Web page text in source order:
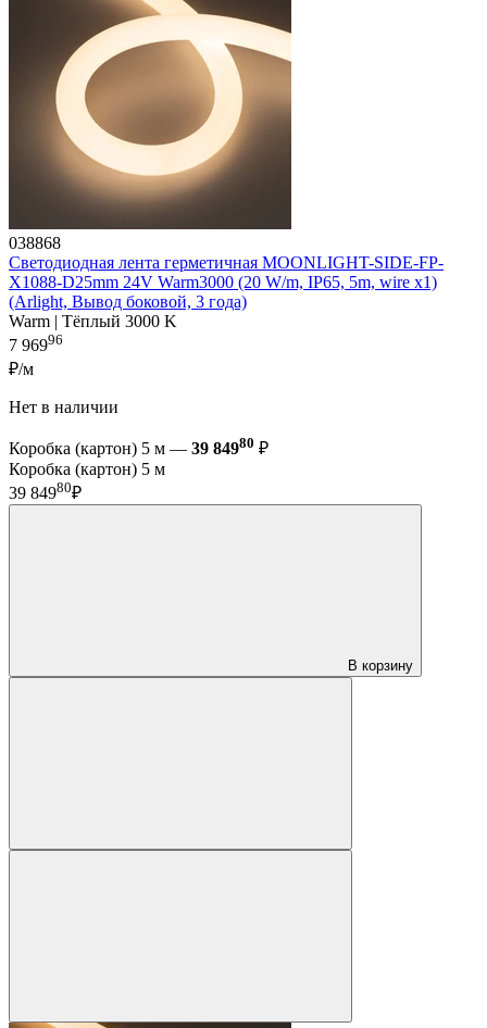
038868
Светодиодная лента герметичная MOONLIGHT-SIDE-FP-
X1088-D25mm 24V Warm3000 (20 W/m, IP65, 5m, wire x1)
(Arlight, Вывод боковой, 3 года)
Warm | Тёплый 3000 K
7 96996
₽/м
Нет в наличии
Коробка (картон) 5 м — 39 84980 ₽
Коробка (картон) 5 м
39 84980₽
В корзину